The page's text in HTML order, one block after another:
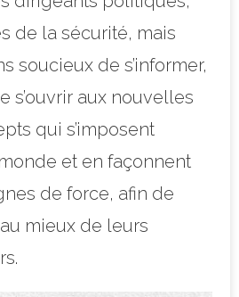
de la sécurité, mais
soucieux de s’informer,
s’ouvrir aux nouvelles
qui s’imposent
et en façonnent
de force, afin de
mieux de leurs